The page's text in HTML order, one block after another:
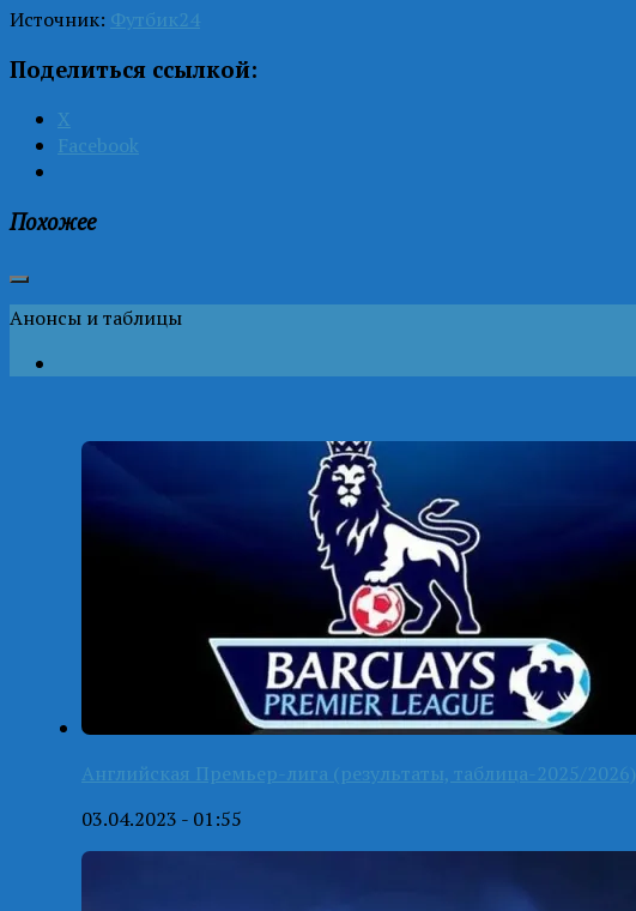
Источник: Футбик24
Поделиться ссылкой:
X
Facebook
Похожее
Анонсы и таблицы
Английская Премьер-лига (результаты, таблица-2025/2026)
03.04.2023 - 01:55